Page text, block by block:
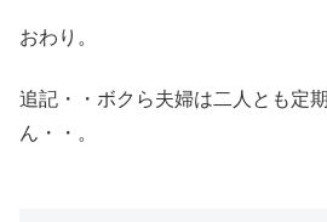
おわり。
追記・・ボクら夫婦は二人とも定
ん・・。